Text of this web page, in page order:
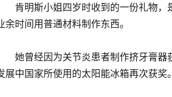
肯明斯小姐四岁时收到的一份礼物，
余时间用普通材料制作东西。
她曾经因为关节炎患者制作挤牙膏器
展中国家所使用的太阳能冰箱再次获奖。